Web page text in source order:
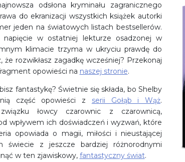
odsłona kryminału zagranicznego
do ekranizacji wszystkich książek autorki
jeden na światowych listach bestsellerów.
napięcie w ostatniej lekturze osadzonej w
klimacie trzyma w ukryciu prawdę do
że rozwikłasz zagadkę wcześniej? Przekonaj
opowieści na naszej stronie.
fantastykę? Świetnie się składa, bo Shelby
część opowieści z serii Gołąb i Wąż.
łowcy czarownic z czarownicą,
wpływem ich doświadczeń i wyzwań, które
opowiada o magii, miłości i nieustającej
świecie z jeszcze bardziej różnorodnymi
w ten zjawiskowy, fantastyczny świat.